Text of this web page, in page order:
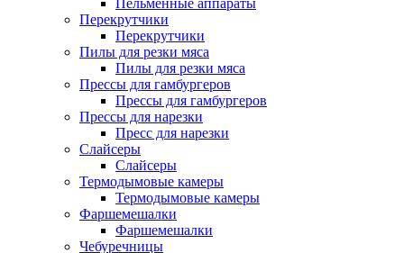
Пельменные аппараты
Перекрутчики
Перекрутчики
Пилы для резки мяса
Пилы для резки мяса
Прессы для гамбургеров
Прессы для гамбургеров
Прессы для нарезки
Пресс для нарезки
Слайсеры
Слайсеры
Термодымовые камеры
Термодымовые камеры
Фаршемешалки
Фаршемешалки
Чебуречницы